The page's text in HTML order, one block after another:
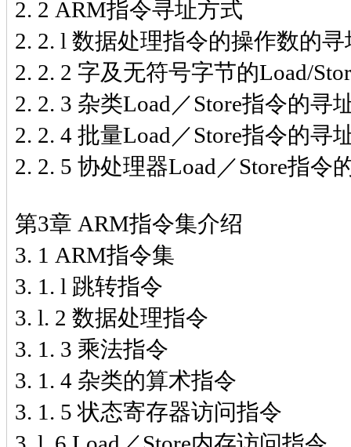
2. 2 ARM指令寻址方式
2. 2. l 数据处理指令的操作数的
2. 2. 2 字及无符号字节的Load/
2. 2. 3 杂类Load／Store指令的寻
2. 2. 4 批量Load／Store指令的寻
2. 2. 5 协处理器Load／Store指令
第3章 ARM指令集介绍
3. 1 ARM指令集
3. 1. l 跳转指令
3. l. 2 数据处理指令
3. 1. 3 乘法指令
3. 1. 4 杂类的算术指令
3. 1. 5 状态寄存器访问指令